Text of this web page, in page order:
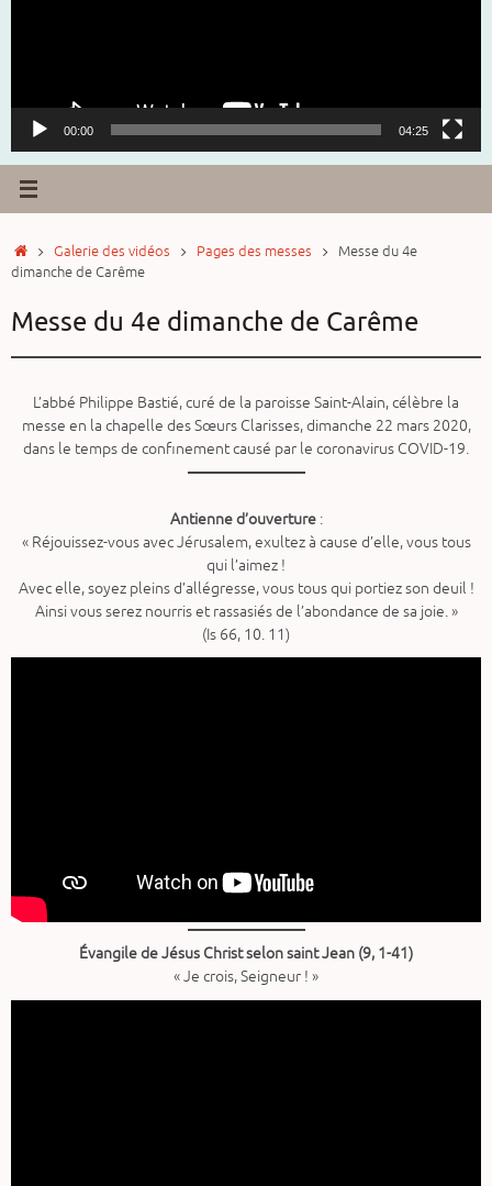
00:00 04:25
AccueilGalerie des vidéos Pages des messes
Messe du 4e
dimanche de Carême
Messe du 4e dimanche de Carême
L’abbé Philippe Bastié, curé de la paroisse Saint-Alain, célèbre la
messe en la chapelle des Sœurs Clarisses, dimanche 22 mars 2020,
dans le temps de confinement causé par le coronavirus COVID-19.
Antienne d’ouverture:
« Réjouissez-vous avec Jérusalem, exultez à cause d’elle, vous tous
qui l’aimez !
Avec elle, soyez pleins d’allégresse, vous tous qui portiez son deuil !
Ainsi vous serez nourris et rassasiés de l’abondance de sa joie. »
(Is 66, 10. 11)
Évangile de Jésus Christ selon saint Jean (9, 1-41)
« Je crois, Seigneur ! »